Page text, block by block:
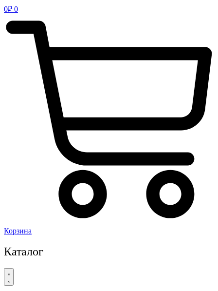
0₽ 0
Корзина
Каталог